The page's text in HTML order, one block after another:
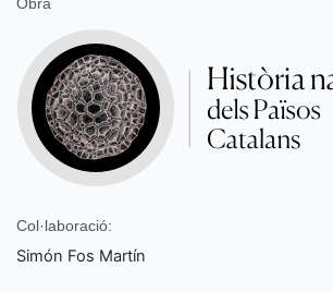
Col·laboració:
Simón Fos Martín